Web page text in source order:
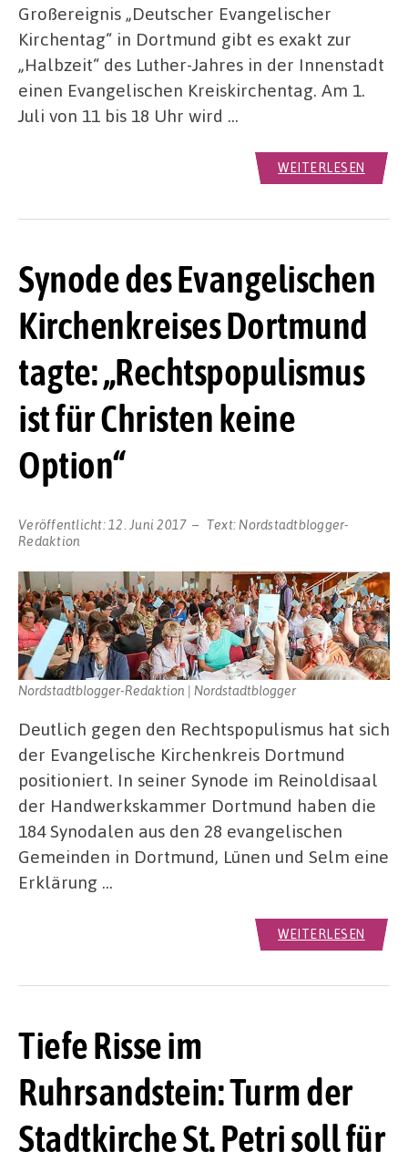
Großereignis „Deutscher Evangelischer
Kirchentag“ in Dortmund gibt es exakt zur
„Halbzeit“ des Luther-Jahres in der Innenstadt
einen Evangelischen Kreiskirchentag. Am 1.
Juli von 11 bis 18 Uhr wird …
WEITERLESEN
Synode des Evangelischen
Kirchenkreises Dortmund
tagte: „Rechtspopulismus
ist für Christen keine
Option“
Veröffentlicht: 12. Juni 2017 Text: Nordstadtblogger-
Redaktion
Nordstadtblogger-Redaktion | Nordstadtblogger
Deutlich gegen den Rechtspopulismus hat sich
der Evangelische Kirchenkreis Dortmund
positioniert. In seiner Synode im Reinoldisaal
der Handwerkskammer Dortmund haben die
184 Synodalen aus den 28 evangelischen
Gemeinden in Dortmund, Lünen und Selm eine
Erklärung …
WEITERLESEN
Tiefe Risse im
Ruhrsandstein: Turm der
Stadtkirche St. Petri soll für